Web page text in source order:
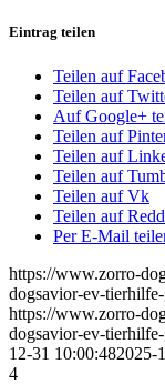
Eintrag teilen
Teilen auf
Teilen auf
Auf Google+
Teilen auf
Teilen auf
Teilen auf
Teilen auf Vk
Teilen auf
Per E-Mail
https://www.zorro-
dogsavior-ev-
https://www.zorro-
dogsavior-ev-
12-31 10:00:482025-
4